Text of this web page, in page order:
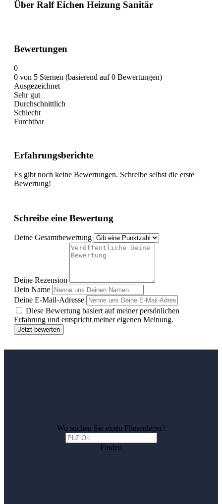
Über Ralf Eichen Heizung Sanitär
Bewertungen
0
0 von 5 Sternen (basierend auf 0 Bewertungen)
Ausgezeichnet
Sehr gut
Durchschnittlich
Schlecht
Furchtbar
Erfahrungsberichte
Es gibt noch keine Bewertungen. Schreibe selbst die erste
Bewertung!
Schreibe eine Bewertung
Deine Gesamtbewertung
Deine Rezension
Dein Name
Deine E-Mail-Adresse
Diese Bewertung basiert auf meiner persönlichen
Erfahrung und entspricht meiner eigenen Meinung.
Jetzt bewerten
Wo suchen Sie einen Fliesenleger?
Finden